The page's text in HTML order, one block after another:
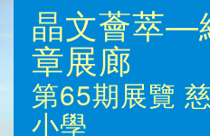
晶文薈萃—
章展廊
第65期展覽
小學